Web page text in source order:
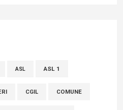
effettuare nuovi interventi di
ASL ASL 1
CGIL COMUNE